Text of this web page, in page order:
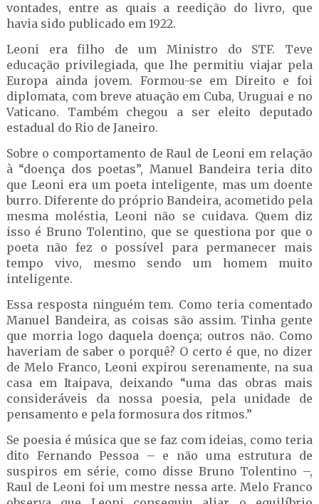
vontades, entre as quais a reedição do livro, que
havia sido publicado em 1922.
Leoni era filho de um Ministro do STF. Teve
educação privilegiada, que lhe permitiu viajar pela
Europa ainda jovem. Formou-se em Direito e foi
diplomata, com breve atuação em Cuba, Uruguai e no
Vaticano. Também chegou a ser eleito deputado
estadual do Rio de Janeiro.
Sobre o comportamento de Raul de Leoni em relação
à “doença dos poetas”, Manuel Bandeira teria dito
que Leoni era um poeta inteligente, mas um doente
burro. Diferente do próprio Bandeira, acometido pela
mesma moléstia, Leoni não se cuidava. Quem diz
isso é Bruno Tolentino, que se questiona por que o
poeta não fez o possível para permanecer mais
tempo vivo, mesmo sendo um homem muito
inteligente.
Essa resposta ninguém tem. Como teria comentado
Manuel Bandeira, as coisas são assim. Tinha gente
que morria logo daquela doença; outros não. Como
haveriam de saber o porquê? O certo é que, no dizer
de Melo Franco, Leoni expirou serenamente, na sua
casa em Itaipava, deixando “uma das obras mais
consideráveis da nossa poesia, pela unidade de
pensamento e pela formosura dos ritmos.”
Se poesia é música que se faz com ideias, como teria
dito Fernando Pessoa – e não uma estrutura de
suspiros em série, como disse Bruno Tolentino –,
Raul de Leoni foi um mestre nessa arte. Melo Franco